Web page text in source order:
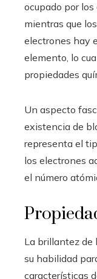
ocupado por
mientras que
electrones hay
elemento, lo
propiedades
Un aspecto
existencia de
representa el
los electrones
el número
La brillantez de
su habilidad
características